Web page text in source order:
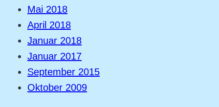
Mai 2018
April 2018
Januar 2018
Januar 2017
September 2015
Oktober 2009